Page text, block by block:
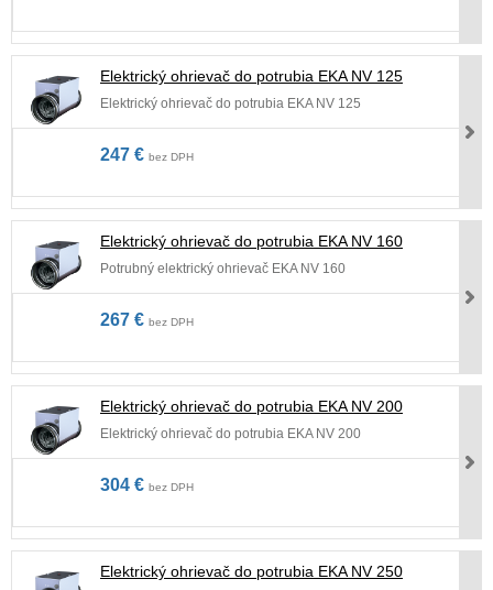
Elektrický ohrievač do potrubia EKA NV 125
Elektrický ohrievač do potrubia EKA NV 125
247 € bez DPH
Elektrický ohrievač do potrubia EKA NV 160
Potrubný elektrický ohrievač EKA NV 160
267 € bez DPH
Elektrický ohrievač do potrubia EKA NV 200
Elektrický ohrievač do potrubia EKA NV 200
304 € bez DPH
Elektrický ohrievač do potrubia EKA NV 250